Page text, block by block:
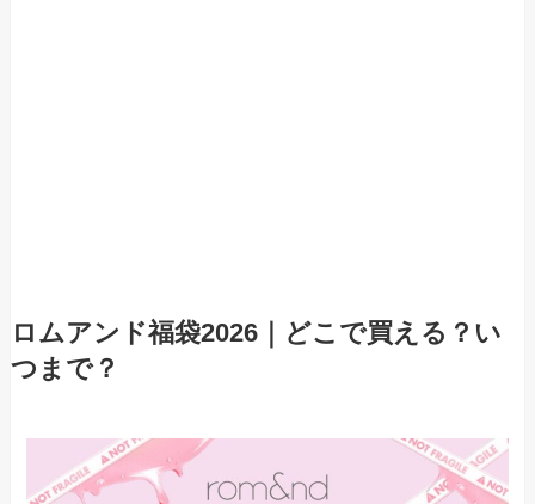
ロムアンド福袋2026｜どこで買える？い
つまで？